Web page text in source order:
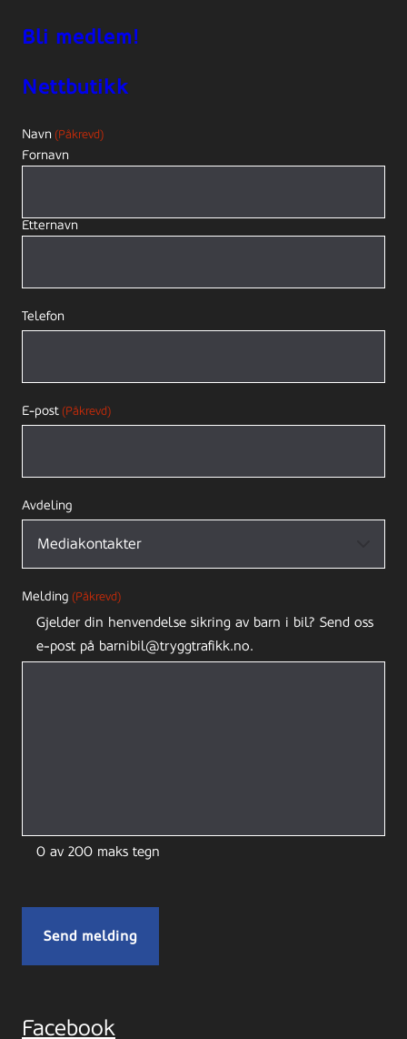
Bli medlem!
Nettbutikk
Navn (Påkrevd)
Fornavn
Etternavn
Telefon
E-post (Påkrevd)
Avdeling
Melding (Påkrevd)
Gjelder din henvendelse sikring av barn i bil? Send oss
e-post på barnibil@tryggtrafikk.no.
0 av 200 maks tegn
Facebook